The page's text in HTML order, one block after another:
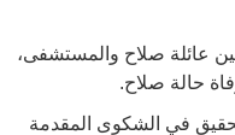
عائلة صلاح والمستشفى،
حالة صلاح.
في الشكوى المقدمة